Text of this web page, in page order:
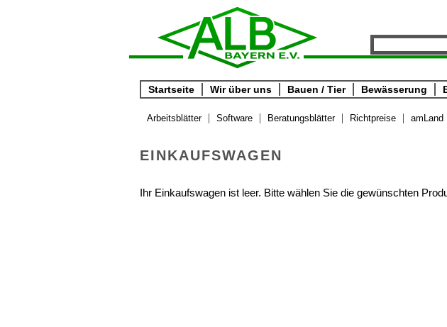
Startseite Wir über uns Bauen / Tier Bewässerung
Arbeitsblätter Software Beratungsblätter Richtpreise amLand
EINKAUFSWAGEN
Ihr Einkaufswagen ist leer. Bitte wählen Sie die gewünschten